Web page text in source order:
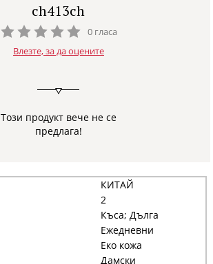
ch413ch
0 гласа
Влезте, за да оцените
Този продукт вече не се
предлага!
КИТАЙ
2
Къса; Дълга
Ежедневни
Еко кожа
Дамски